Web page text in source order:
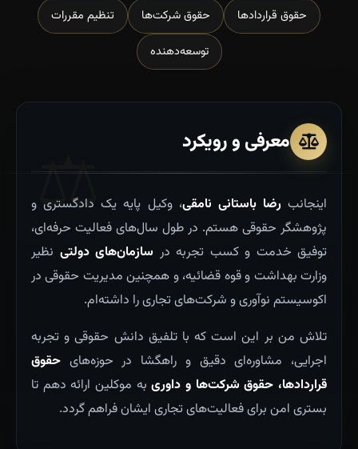
حقوق قراردادها حقوق شرکت‌ها
تنظیم مقررات
توسعه‌دهنده
معرفی و رویکرد
اینجانبرضا باستانی نامقی، وکیل پایه یک دادگستری و
پژوهشگر حقوقی هستم. در طول سال‌های فعالیت حرفه‌ای،
توفیق خدمت و کسب تجربه در سازمان‌های دولتی نظیر
وزارت بهداشت و قوه قضائیه، و همچنین مدیریت حقوقی در
اکوسیستم نوآوری و شرکت‌های تجاری را داشته‌ام.
تلاش من بر این است که با تلفیق دانش حقوقی و تجربه
اجرایی، مشاوره‌ای دقیق و راهگشا در حوزه‌های حقوق
قراردادها، حقوق شرکت‌ها و داوریبه موکلین ارائه دهم تا
بستری امن برای فعالیت‌های تجاری ایشان فراهم گردد.